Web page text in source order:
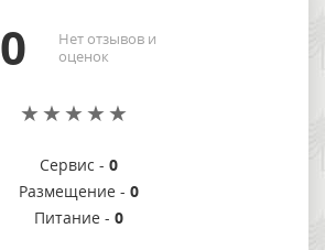
0
Нет отзывов и
оценок
Сервис - 0
Размещение - 0
Питание - 0